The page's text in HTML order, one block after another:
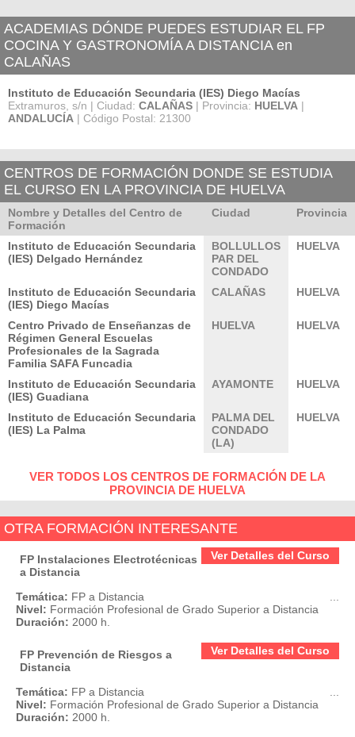
ACADEMIAS DÓNDE PUEDES ESTUDIAR EL FP
COCINA Y GASTRONOMÍA A DISTANCIA en
CALAÑAS
Instituto de Educación Secundaria (IES) Diego Macías
Extramuros, s/n | Ciudad: CALAÑAS | Provincia: HUELVA |
ANDALUCÍA | Código Postal: 21300
CENTROS DE FORMACIÓN DONDE SE ESTUDIA
EL CURSO EN LA PROVINCIA DE HUELVA
Nombre y Detalles del Centro de
Formación
Ciudad Provincia
Instituto de Educación Secundaria
(IES) Delgado Hernández
BOLLULLOS
PAR DEL
CONDADO
HUELVA
Instituto de Educación Secundaria
(IES) Diego Macías
CALAÑAS HUELVA
Centro Privado de Enseñanzas de
Régimen General Escuelas
Profesionales de la Sagrada
Familia SAFA Funcadia
HUELVA HUELVA
Instituto de Educación Secundaria
(IES) Guadiana
AYAMONTE HUELVA
Instituto de Educación Secundaria
(IES) La Palma
PALMA DEL
CONDADO
(LA)
HUELVA
VER TODOS LOS CENTROS DE FORMACIÓN DE LA
PROVINCIA DE HUELVA
OTRA FORMACIÓN INTERESANTE
Ver Detalles del Curso
FP Instalaciones Electrotécnicas
a Distancia
Temática: FP a Distancia
Nivel: Formación Profesional de Grado Superior a Distancia
Duración: 2000 h.
Ver Detalles del Curso
FP Prevención de Riesgos a
Distancia
Temática: FP a Distancia
Nivel: Formación Profesional de Grado Superior a Distancia
Duración: 2000 h.